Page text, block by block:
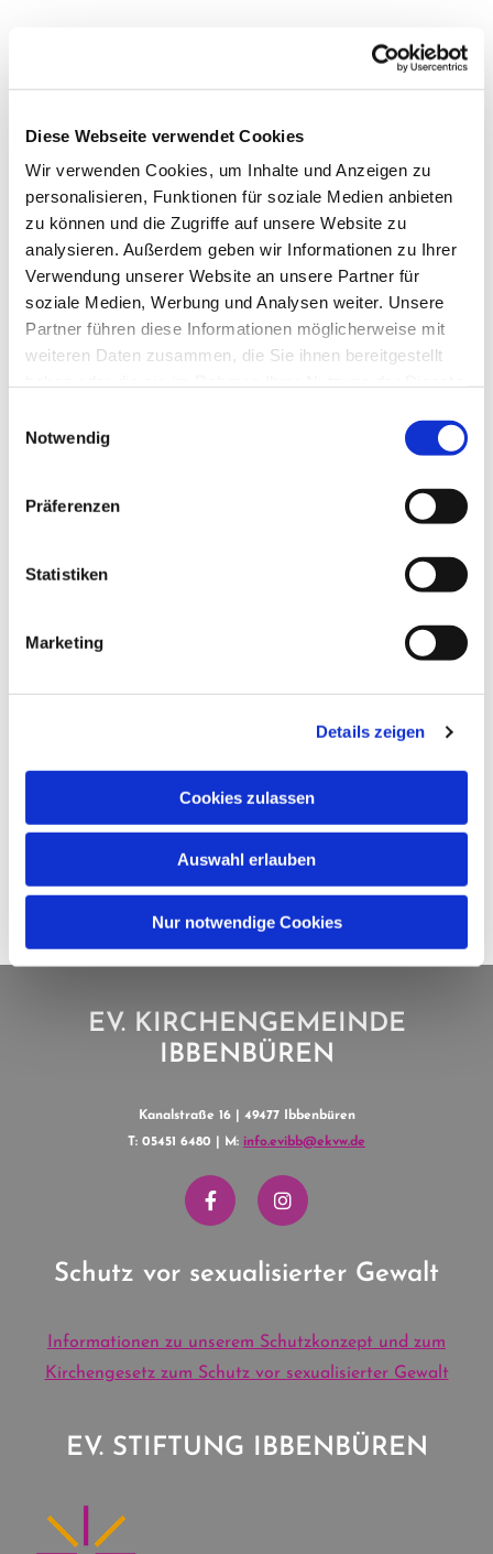
Diese Webseite verwendet Cookies
Wir verwenden Cookies, um Inhalte und Anzeigen zu
personalisieren, Funktionen für soziale Medien anbieten
zu können und die Zugriffe auf unsere Website zu
analysieren. Außerdem geben wir Informationen zu Ihrer
Verwendung unserer Website an unsere Partner für
soziale Medien, Werbung und Analysen weiter. Unsere
Partner führen diese Informationen möglicherweise mit
weiteren Daten zusammen, die Sie ihnen bereitgestellt
Notwendig
Präferenzen
Statistiken
Marketing
Details zeigen
Cookies zulassen
Auswahl erlauben
Nur notwendige Cookies
Dies könnte Sie auch
interessieren
EV. KIRCHENGEMEINDE
IBBENBÜREN
Kanalstraße 16 | 49477 Ibbenbüren
T: 05451 6480 | M: info.evibb@ekvw.de
Schutz vor sexualisierter Gewalt
Informationen zu unserem Schutzkonzept und zum
Kirchengesetz zum Schutz vor sexualisierter Gewalt
EV. STIFTUNG IBBENBÜREN